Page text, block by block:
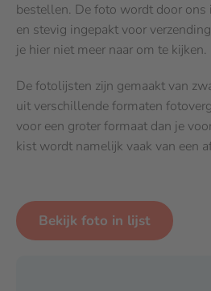
bestellen. De foto wordt door
en stevig ingepakt voor
je hier niet meer naar om te kijken.
De fotolijsten zijn gemaakt van
uit verschillende formaten
voor een groter formaat dan je
kist wordt namelijk vaak van een
Bekijk foto in lijst